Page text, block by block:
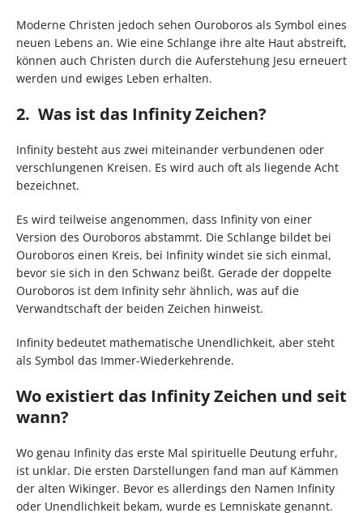
Moderne Christen jedoch sehen Ouroboros als Symbol eines
neuen Lebens an. Wie eine Schlange ihre alte Haut abstreift,
können auch Christen durch die Auferstehung Jesu erneuert
werden und ewiges Leben erhalten.
2. Was ist das Infinity Zeichen?
Infinity besteht aus zwei miteinander verbundenen oder
verschlungenen Kreisen. Es wird auch oft als liegende Acht
bezeichnet.
Es wird teilweise angenommen, dass Infinity von einer
Version des Ouroboros abstammt. Die Schlange bildet bei
Ouroboros einen Kreis, bei Infinity windet sie sich einmal,
bevor sie sich in den Schwanz beißt. Gerade der doppelte
Ouroboros ist dem Infinity sehr ähnlich, was auf die
Verwandtschaft der beiden Zeichen hinweist.
Infinity bedeutet mathematische Unendlichkeit, aber steht
als Symbol das Immer-Wiederkehrende.
Wo existiert das Infinity Zeichen und seit
wann?
Wo genau Infinity das erste Mal spirituelle Deutung erfuhr,
ist unklar. Die ersten Darstellungen fand man auf Kämmen
der alten Wikinger. Bevor es allerdings den Namen Infinity
oder Unendlichkeit bekam, wurde es Lemniskate genannt.